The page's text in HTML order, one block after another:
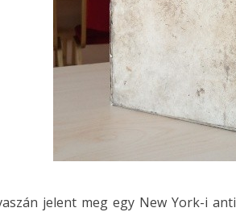
jelent meg egy New York-i